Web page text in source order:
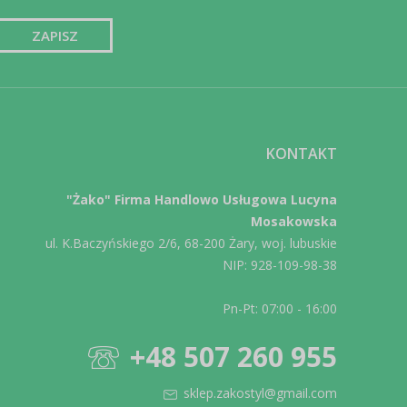
KONTAKT
"Żako" Firma Handlowo Usługowa Lucyna
Mosakowska
ul. K.Baczyńskiego 2/6, 68-200 Żary, woj. lubuskie
NIP: 928-109-98-38
Pn-Pt: 07:00 - 16:00
+48 507 260 955
sklep.zakostyl@gmail.com